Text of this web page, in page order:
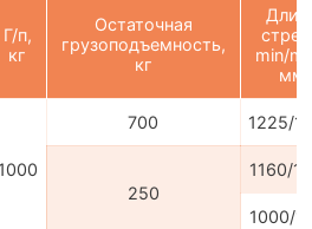
Г/п,
кг
Остаточная
грузоподъемность,
кг
min/
мм
1000
700 1225/
250
1160/
1000/